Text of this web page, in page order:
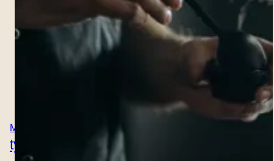
Maku / maku
tyhjä